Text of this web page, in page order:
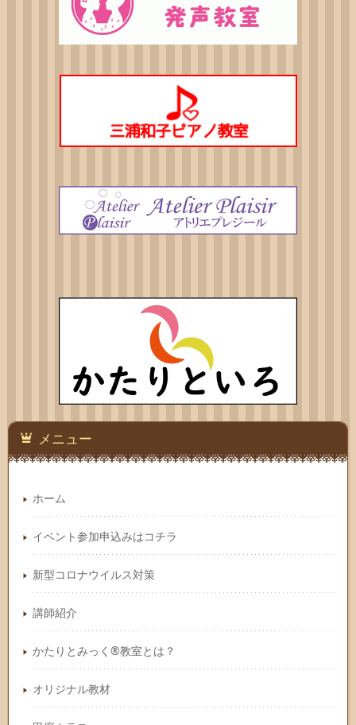
メニュー
ホーム
イベント参加申込みはコチラ
新型コロナウイルス対策
講師紹介
かたりとみっく®教室とは？
オリジナル教材